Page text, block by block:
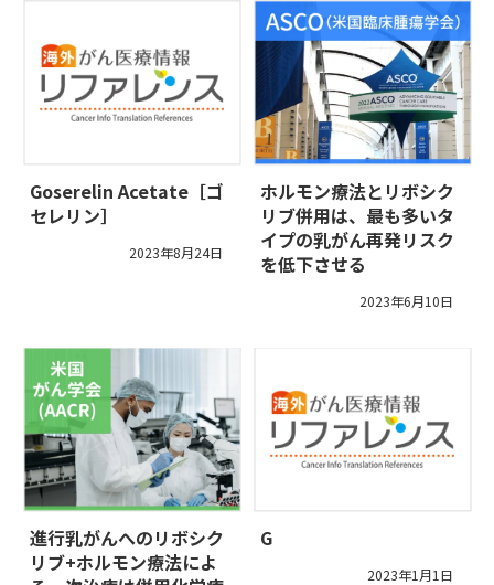
Goserelin Acetate［ゴ
セレリン］
2023年8月24日
ホルモン療法とリボシク
リブ併用は、最も多いタ
イプの乳がん再発リスク
を低下させる
2023年6月10日
進行乳がんへのリボシク
リブ+ホルモン療法によ
G
2023年1月1日